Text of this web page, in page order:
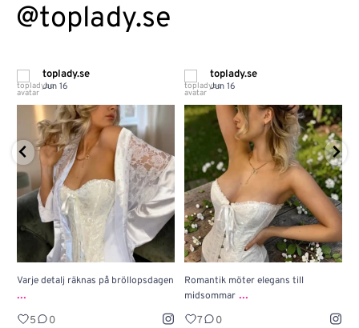
@toplady.se
toplady.se
Jun 16
Varje detalj räknas på bröllopsdagen
...
5 0
toplady.se
Jun 16
Romantik möter elegans till
midsommar ...
7 0